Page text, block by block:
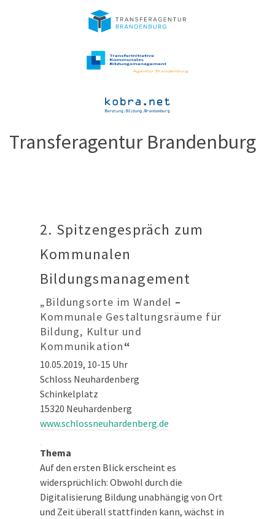
Transferagentur Brandenburg
2. Spitzengespräch zum
Kommunalen
Bildungsmanagement
„Bildungsorte im Wandel –
Kommunale Gestaltungsräume für
Bildung, Kultur und
Kommunikation“
10.05.2019, 10-15 Uhr
Schloss Neuhardenberg
Schinkelplatz
15320 Neuhardenberg
www.schlossneuhardenberg.de
Thema
Auf den ersten Blick erscheint es
widersprüchlich: Obwohl durch die
Digitalisierung Bildung unabhängig von Ort
und Zeit überall stattfinden kann, wächst in